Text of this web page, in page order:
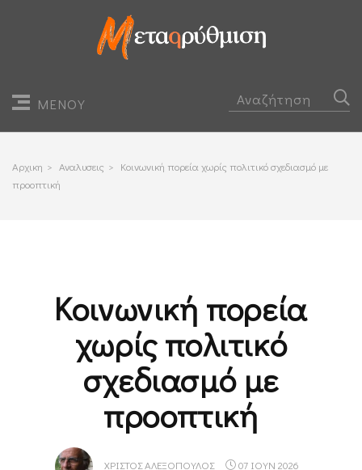
ΜΕΝΟΥ
Αρχικη > Αναλυσεις > Κοινωνική πορεία χωρίς πολιτικό σχεδιασμό με
προοπτική
Κοινωνική πορεία
χωρίς πολιτικό
σχεδιασμό με
προοπτική
ΧΡΊΣΤΟΣ ΑΛΕΞΌΠΟΥΛΟΣ 07 ΙΟΥΝ 2026